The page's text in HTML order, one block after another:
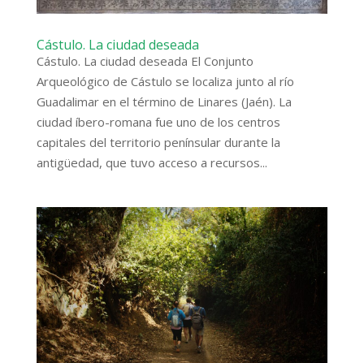
Cástulo. La ciudad deseada
Cástulo. La ciudad deseada El Conjunto
Arqueológico de Cástulo se localiza junto al río
Guadalimar en el término de Linares (Jaén). La
ciudad íbero-romana fue uno de los centros
capitales del territorio penínsular durante la
antigüedad, que tuvo acceso a recursos...